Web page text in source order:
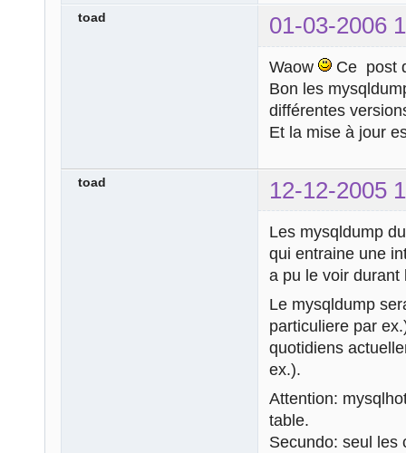
toad 01-03-2006
Waow
Ce post
Bon les
différentes
Et la mise à jour
toad 12-12-2005
Les mysqldump
qui entraine une
a pu le voir durant
Le mysqldump
particuliere par
quotidiens
ex.).
Attention:
table.
Secundo: seul les